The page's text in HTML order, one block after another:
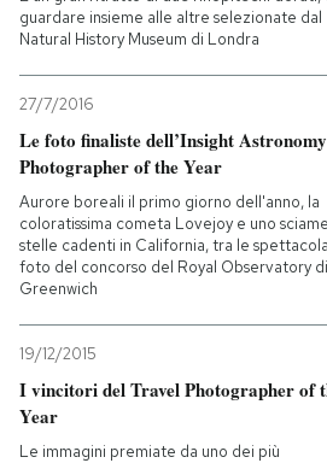
guardare insieme alle altre selezionate dal
Natural History Museum di Londra
27/7/2016
Le foto finaliste dell’Insight Astronomy
Photographer of the Year
Aurore boreali il primo giorno dell'anno, la
coloratissima cometa Lovejoy e uno
stelle cadenti in California, tra le
foto del concorso del Royal Observatory di
Greenwich
19/12/2015
I vincitori del Travel Photographer of
Year
Le immagini premiate da uno dei più